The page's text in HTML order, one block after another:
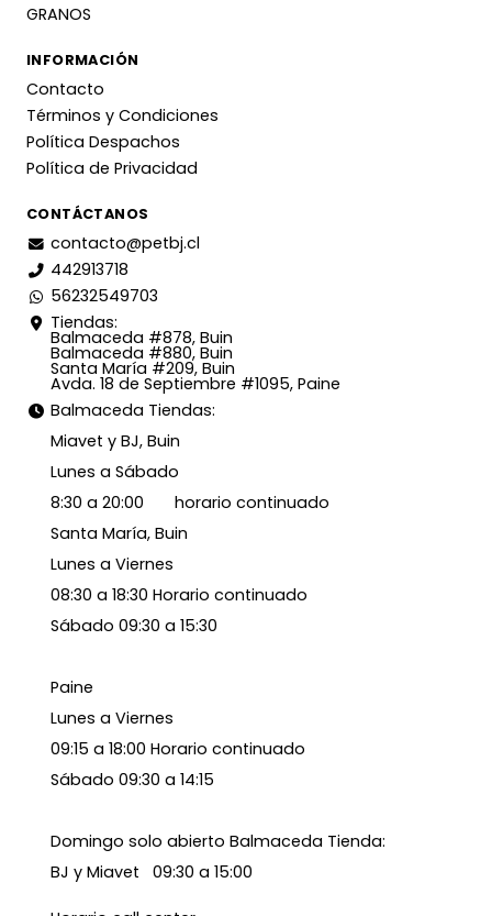
GRANOS
INFORMACIÓN
Contacto
Términos y Condiciones
Política Despachos
Política de Privacidad
CONTÁCTANOS
contacto@petbj.cl
442913718
56232549703
Tiendas:
Balmaceda #878, Buin
Balmaceda #880, Buin
Santa María #209, Buin
Avda. 18 de Septiembre #1095, Paine
Balmaceda Tiendas:
Miavet y BJ, Buin
Lunes a Sábado
8:30 a 20:00 horario continuado
Santa María, Buin
Lunes a Viernes
08:30 a 18:30 Horario continuado
Sábado 09:30 a 15:30
Paine
Lunes a Viernes
09:15 a 18:00 Horario continuado
Sábado 09:30 a 14:15
Domingo solo abierto Balmaceda Tienda:
BJ y Miavet 09:30 a 15:00